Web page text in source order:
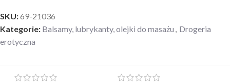
SKU:69-21036
Kategorie: Balsamy, lubrykanty, olejki do masażu
Drogeria
erotyczna